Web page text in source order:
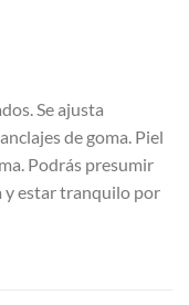
Se ajusta
de goma. Piel
Podrás presumir
y estar tranquilo por